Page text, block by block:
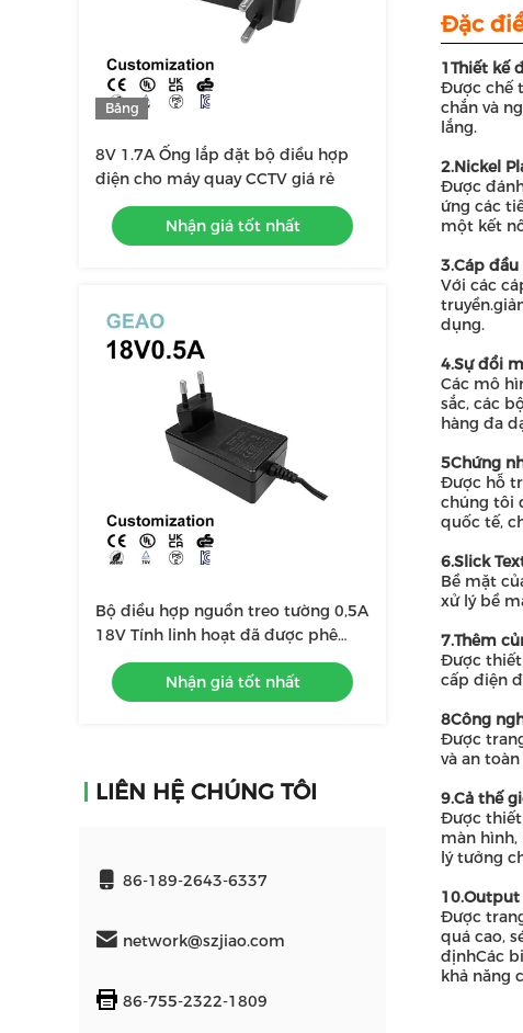
Băng
8V 1.7A Ống lắp đặt bộ điều hợp
điện cho máy quay CCTV giá rẻ
Nhận giá tốt nhất
Bộ điều hợp nguồn treo tường 0,5A
18V Tính linh hoạt đã được phê
duyệt an toàn
Nhận giá tốt nhất
LIÊN HỆ CHÚNG TÔI
86-189-2643-6337
network@szjiao.com
86-755-2322-1809
Đặc
1Thiết kế
Được chế
chắn và
lắng.
2.Nickel
Được
ứng các
một kết
3.Cáp
Với các
dụng.
4.Sự đổi
Các mô
sắc, các
hàng đa
5Chứng
Được hỗ
chúng tôi
quốc tế,
6.Slick
Bề mặt
xử lý bề
7.Thêm
Được thiết
cấp điện
8Công
Được
và an
9.Cả thế
Được thiết
màn
lý tưởng
10.Output
Được
quá cao,
địnhCác
khả năng